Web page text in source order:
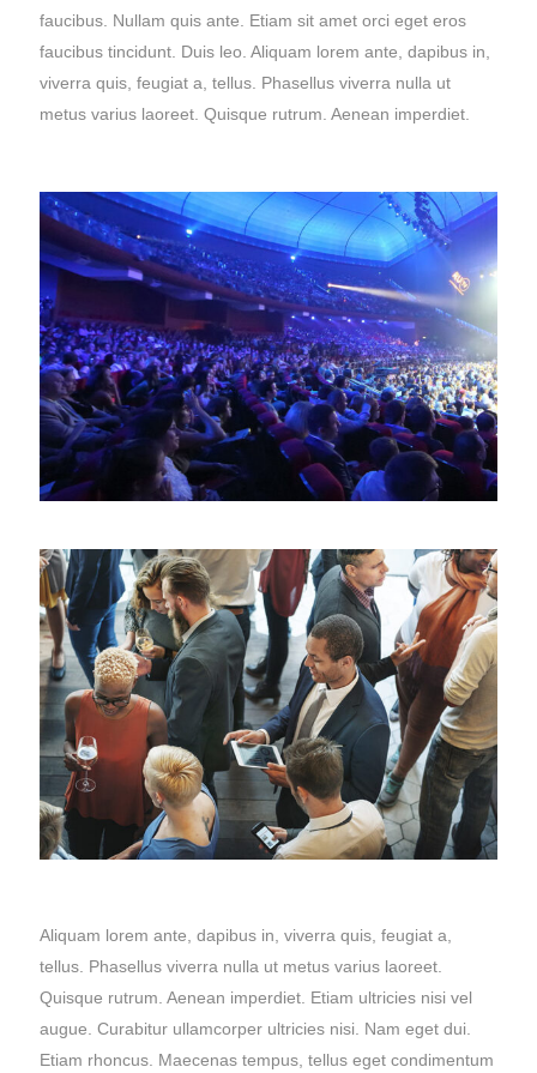
faucibus. Nullam quis ante. Etiam sit amet orci eget eros
faucibus tincidunt. Duis leo. Aliquam lorem ante, dapibus in,
viverra quis, feugiat a, tellus. Phasellus viverra nulla ut
metus varius laoreet. Quisque rutrum. Aenean imperdiet.
Aliquam lorem ante, dapibus in, viverra quis, feugiat a,
tellus. Phasellus viverra nulla ut metus varius laoreet.
Quisque rutrum. Aenean imperdiet. Etiam ultricies nisi vel
augue. Curabitur ullamcorper ultricies nisi. Nam eget dui.
Etiam rhoncus. Maecenas tempus, tellus eget condimentum